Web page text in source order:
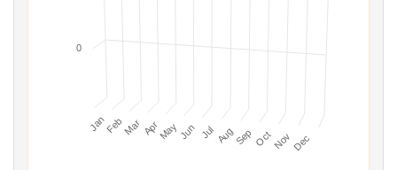
JanFebMar AprMay Jun Jul AugSep OctNovDec
0